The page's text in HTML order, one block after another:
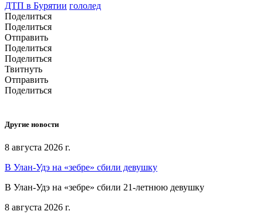
ДТП в Бурятии гололед
Поделиться
Поделиться
Отправить
Поделиться
Поделиться
Твитнуть
Отправить
Поделиться
Другие новости
8 августа 2026 г.
В Улан-Удэ на «зебре» сбили девушку
В Улан-Удэ на «зебре» сбили 21-летнюю девушку
8 августа 2026 г.